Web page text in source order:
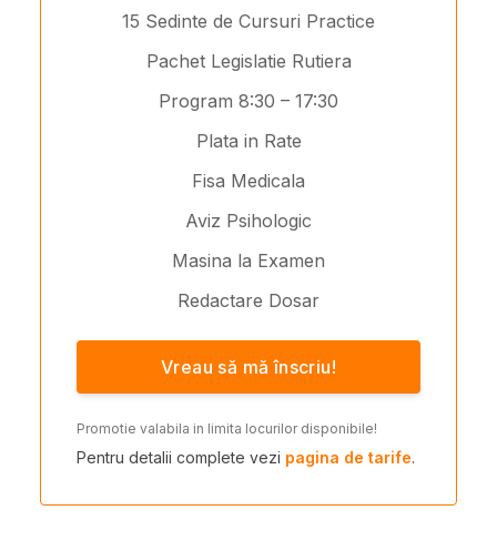
15 Sedinte de Cursuri Practice
Pachet Legislatie Rutiera
Program 8:30 – 17:30
Plata in Rate
Fisa Medicala
Aviz Psihologic
Masina la Examen
Redactare Dosar
Vreau să mă înscriu!
Promotie valabila in limita locurilor disponibile!
Pentru detalii complete vezi pagina de tarife.